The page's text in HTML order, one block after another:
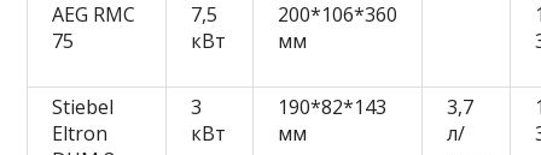
AEG RMC
75
7,5
кВт
200*106*360
мм
Stiebel
Eltron
3
кВт
190*82*143
мм
3,7
л/